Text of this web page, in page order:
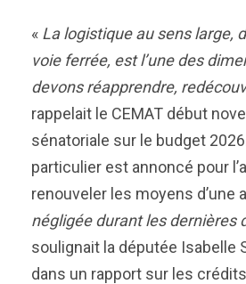
« La logistique au sens large,
voie ferrée, est l’une des
devons réapprendre,
rappelait le CEMAT début
sénatoriale sur le budget
particulier est annoncé pour
renouveler les moyens d’une
négligée durant les dernières
soulignait la députée Isabelle
dans un rapport sur les crédits